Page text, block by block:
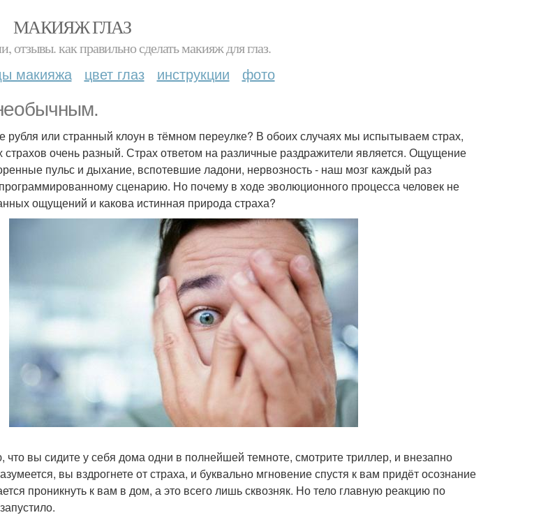
МАКИЯЖ ГЛАЗ
отзывы. как правильно сделать макияж для глаз.
макияжа цвет глаз инструкции фото
рубля или странный клоун в тёмном переулке? В обоих случаях мы испытываем страх,
страхов очень разный. Страх ответом на различные раздражители является. Ощущение
пульс и дыхание, вспотевшие ладони, нервозность - наш мозг каждый раз
сценарию. Но почему в ходе эволюционного процесса человек не
ощущений и какова истинная природа страха?
что вы сидите у себя дома одни в полнейшей темноте, смотрите триллер, и внезапно
вы вздрогнете от страха, и буквально мгновение спустя к вам придёт осознание
проникнуть к вам в дом, а это всего лишь сквозняк. Но тело главную реакцию по